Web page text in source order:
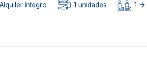
Alquiler íntegro 1 unidades 1 -